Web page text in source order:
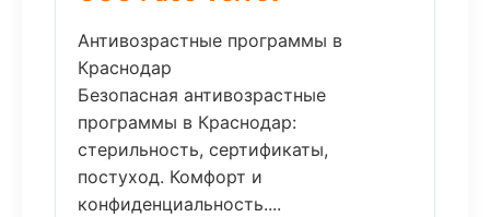
Антивозрастные программы в
Краснодар
Безопасная антивозрастные
программы в Краснодар:
стерильность, сертификаты,
постуход. Комфорт и
конфиденциальность....